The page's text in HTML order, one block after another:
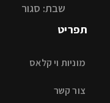
שבת: סגור
תפריט
מוניות וי קלאס
צור קשר